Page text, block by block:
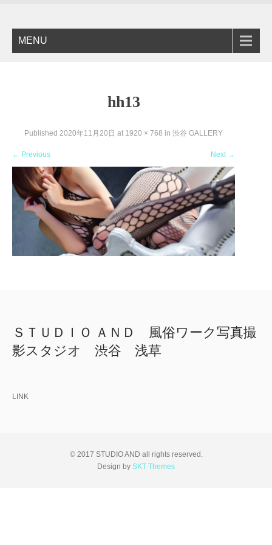
MENU
hh13
Published2020年11月20日 at 1920 × 768 in渋谷 GALLERY
← Previous Next →
ＳＴＵＤＩＯ ＡＮＤ 風俗ワーク写真撮
影スタジオ 渋谷 浅草
LINK
© 2017 STUDIO AND all rights reserved.
Design by SKT Themes